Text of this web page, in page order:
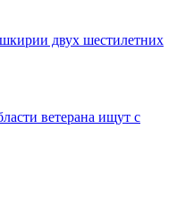
двух шестилетних
ветерана ищут с